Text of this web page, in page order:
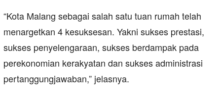
“Kota Malang sebagai salah satu tuan rumah telah
menargetkan 4 kesuksesan. Yakni sukses prestasi,
sukses penyelengaraan, sukses berdampak pada
perekonomian kerakyatan dan sukses administrasi
pertanggungjawaban,” jelasnya.